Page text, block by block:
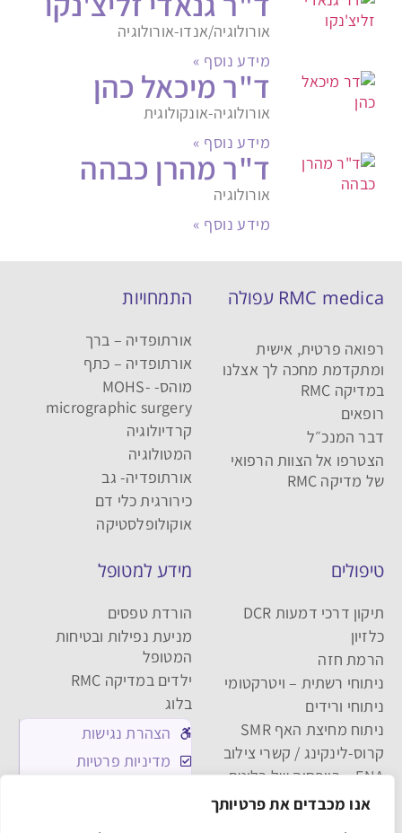
אנו מכבדים את פרטיותך
אורולוגיה/אנדו-אורולוגיה
מידע נוסף »
ד"ר מיכאל כהן
אורולוגיה-אונקולוגית
מידע נוסף »
ד"ר מהרן כבהה
אורולוגיה
מידע נוסף »
RMC medica עפולה
רפואה פרטית, אישית
ומתקדמת מחכה לך אצלנו
במדיקה RMC
רופאים
דבר המנכ״ל
הצטרפו אל הצוות הרפואי
של מדיקה RMC
התמחויות
אורתופדיה – ברך
אורתופדיה – כתף
מוהס- MOHS-
micrographic surgery
קרדיולוגיה
המטולוגיה
אורתופדיה- גב
כירורגית כלי דם
אוקולופלסטיקה
טיפולים
תיקון דרכי דמעות DCR
כלזיון
הרמת חזה
ניתוחי רשתית – ויטרקטומי
ניתוחי ורידים
ניתוח מחיצת האף SMR
קרוס-לינקינג / קשרי צילוב
FNA – ביופסיה של בלוטת
התריס ובלוטת הרוק
מידע למטופל
הורדת טפסים
מניעת נפילות ובטיחות
המטופל
ילדים במדיקה RMC
בלוג
הצהרת נגישות
מדיניות פרטיות